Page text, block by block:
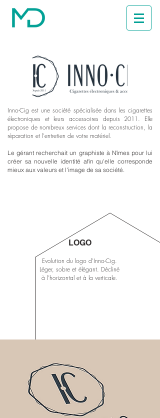
Inno-Cig est une société spécialisée dans les cigarettes
électroniques et leurs accessoires depuis 2011. Elle
propose de nombreux services dont la reconstruction, la
réparation et l'entretien de votre matériel.
Le gérant recherchait un graphiste à Nîmes pour lui
créer sa nouvelle identité afin qu'elle corresponde
mieux aux valeurs et l'image de sa société.
LOGO
Evolution du logo d'Inno-Cig.
Léger, sobre et élégant. Décliné
à l'horizontal et à la verticale.